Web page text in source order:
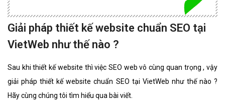
Giải pháp thiết kế website chuẩn SEO tại
VietWeb như thế nào ?
Sau khi thiết kế website thì việc SEO web vô cùng quan trọng , vậy
giải pháp thiết kế website chuẩn SEO tại VietWeb như thế nào ?
Hãy cùng chúng tôi tìm hiểu qua bài viết.